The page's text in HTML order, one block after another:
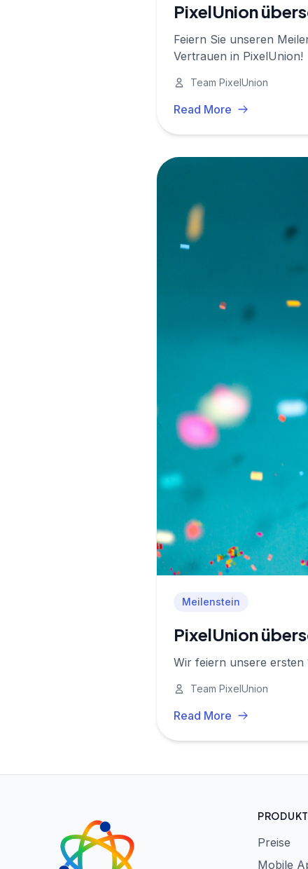
PixelUnion
Feiern Sie unseren
Vertrauen in PixelUnion!
Team PixelUnion
Read More
Meilenstein
PixelUnion
Wir feiern unsere
Team PixelUnion
Read More
PRODUKT
Preise
Mobile